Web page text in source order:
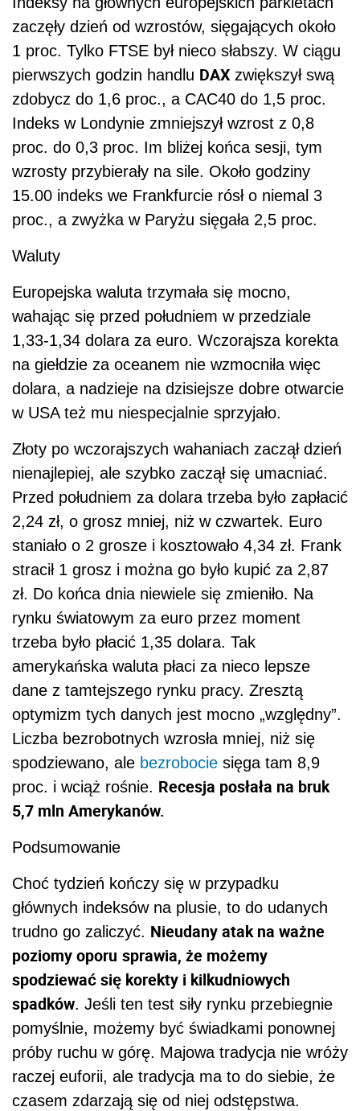
zaczęły dzień od wzrostów, sięgających około
1 proc. Tylko FTSE był nieco słabszy. W ciągu
pierwszych godzin handlu DAX zwiększył swą
zdobycz do 1,6 proc., a CAC40 do 1,5 proc.
Indeks w Londynie zmniejszył wzrost z 0,8
proc. do 0,3 proc. Im bliżej końca sesji, tym
wzrosty przybierały na sile. Około godziny
15.00 indeks we Frankfurcie rósł o niemal 3
proc., a zwyżka w Paryżu sięgała 2,5 proc.
Waluty
Europejska waluta trzymała się mocno,
wahając się przed południem w przedziale
1,33-1,34 dolara za euro. Wczorajsza korekta
na giełdzie za oceanem nie wzmocniła więc
dolara, a nadzieje na dzisiejsze dobre otwarcie
w USA też mu niespecjalnie sprzyjało.
Złoty po wczorajszych wahaniach zaczął dzień
nienajlepiej, ale szybko zaczął się umacniać.
Przed południem za dolara trzeba było zapłacić
2,24 zł, o grosz mniej, niż w czwartek. Euro
staniało o 2 grosze i kosztowało 4,34 zł. Frank
stracił 1 grosz i można go było kupić za 2,87
zł. Do końca dnia niewiele się zmieniło. Na
rynku światowym za euro przez moment
trzeba było płacić 1,35 dolara. Tak
amerykańska waluta płaci za nieco lepsze
dane z tamtejszego rynku pracy. Zresztą
optymizm tych danych jest mocno „względny”.
Liczba bezrobotnych wzrosła mniej, niż się
spodziewano, ale bezrobocie sięga tam 8,9
proc. i wciąż rośnie. Recesja posłała na bruk
5,7 mln Amerykanów.
Podsumowanie
Choć tydzień kończy się w przypadku
głównych indeksów na plusie, to do udanych
trudno go zaliczyć. Nieudany atak na ważne
poziomy oporu sprawia, że możemy
spodziewać się korekty i kilkudniowych
spadków. Jeśli ten test siły rynku przebiegnie
pomyślnie, możemy być świadkami ponownej
próby ruchu w górę. Majowa tradycja nie wróży
raczej euforii, ale tradycja ma to do siebie, że
czasem zdarzają się od niej odstępstwa.